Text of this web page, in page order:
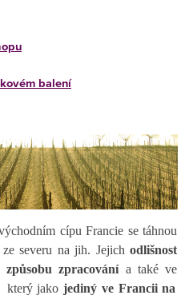
balení
cípu Francie se táhnou
severu na jih. Jejich odlišnost
zpracování a také ve
který jakojediný ve Francii na